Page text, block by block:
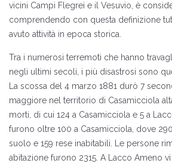
vicini Campi Flegrei e il Vesuvio, è
comprendendo con questa definizione
avuto attività in epoca storica.
Tra i numerosi terremoti che hanno
negli ultimi secoli, i più disastrosi sono
La scossa del 4 marzo 1881 durò 7
maggiore nel territorio di Casamicciola
morti, di cui 124 a Casamicciola e 5 a
furono oltre 100 a Casamicciola, dove
suolo e 159 rese inabitabili. Le persone
abitazione furono 2315. A Lacco Ameno